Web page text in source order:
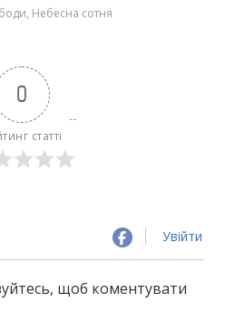
, Небесна сотня
0
статті
Увійти
щоб коментувати